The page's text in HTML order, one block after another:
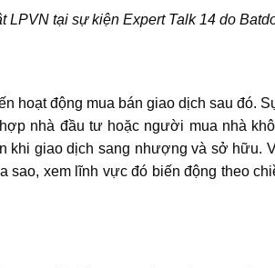
tại sự kiện Expert Talk 14 do
hoạt động mua bán giao dịch sau đó.
nhà đầu tư hoặc người mua nhà
giao dịch sang nhượng và sở hữu.
xem lĩnh vực đó biến động theo